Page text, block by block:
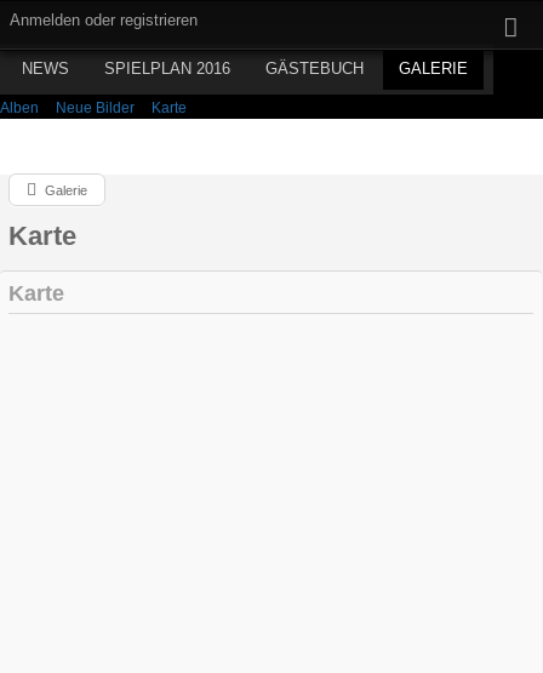
Anmelden oder registrieren
NEWS SPIELPLAN 2016 GÄSTEBUCH GALERIE
Alben Neue Bilder Karte
Galerie
Karte
Karte